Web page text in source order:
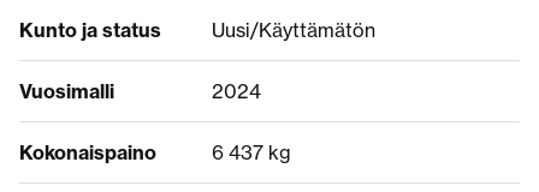
Kunto ja status Uusi/Käyttämätön
Vuosimalli 2024
Kokonaispaino 6 437 kg